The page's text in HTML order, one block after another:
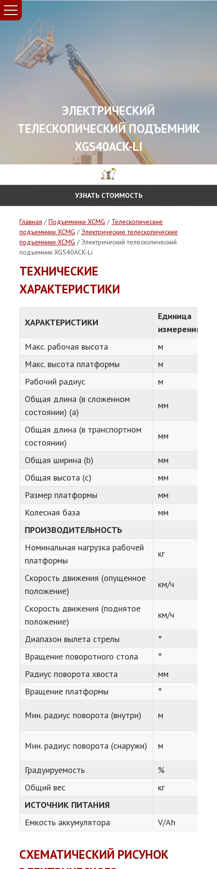
ЭЛЕКТРИЧЕСКИЙ
ТЕЛЕСКОПИЧЕСКИЙ ПОДЪЕМНИК
XGS40ACK-LI
УЗНАТЬ СТОИМОСТЬ
Главная /Подъемники XCMG / Телескопические
подъемники XCMG /Электрические телескопические
подъемники XCMG / Электрический телескопический
подъемник XGS40ACK-Li
ТЕХНИЧЕСКИЕ
ХАРАКТЕРИСТИКИ
ХАРАКТЕРИСТИКИ
Единица
измерения
Макс. рабочая высота
м
Макс. высота платформы
м
Рабочий радиус
м
Общая длина (в сложенном
состоянии) (a)
мм
Общая длина (в транспортном
состоянии)
мм
Общая ширина (b)
мм
Общая высота (c)
мм
Размер платформы
мм
Колесная база
мм
ПРОИЗВОДИТЕЛЬНОСТЬ
Номинальная нагрузка рабочей
платформы
кг
Скорость движения (опущенное
положение)
км/ч
Скорость движения (поднятое
положение)
км/ч
Диапазон вылета стрелы
°
Вращение поворотного стола
°
Радиус поворота хвоста
мм
Вращение платформы
°
Мин. радиус поворота (внутри) м
Мин. радиус поворота (снаружи) м
Градуируемость
%
Общий вес
кг
ИСТОЧНИК ПИТАНИЯ
Емкость аккумулятора
V/Ah
СХЕМАТИЧЕСКИЙ РИСУНОК